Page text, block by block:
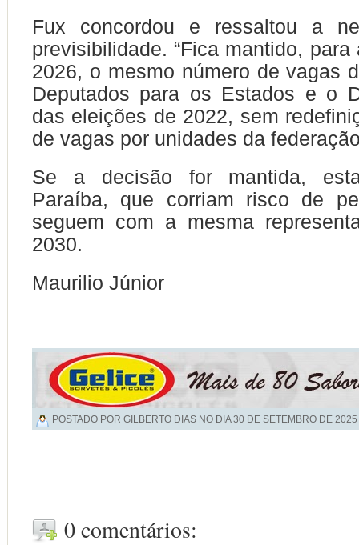
Fux concordou e ressaltou a
previsibilidade. “Fica mantido,
2026, o mesmo número de vagas
Deputados para os Estados e o
das eleições de 2022, sem
de vagas por unidades da
Se a decisão for mantida,
Paraíba, que corriam risco de
seguem com a mesma
2030.
Maurilio Júnior
POSTADO POR GILBERTO DIAS NO DIA30 DE SETEMBRO DE 2025
0 comentários: